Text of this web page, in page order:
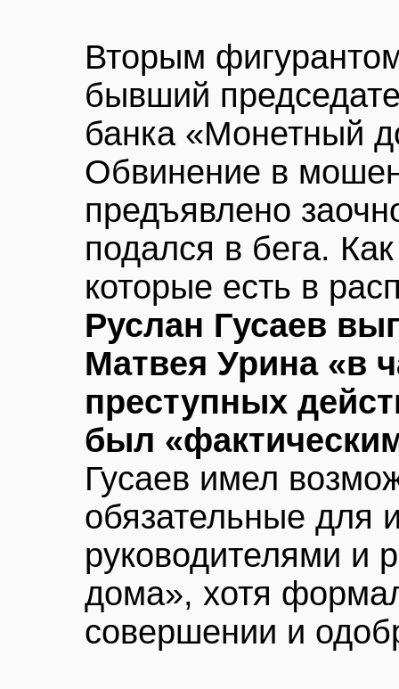
Вторым
бывший
банка «Монетный
Обвинение в
предъявлено
подался в бега.
которые есть в
Руслан Гусаев
Матвея Урина «в
преступных
был
Гусаев имел
обязательные для
руководителями и
дома», хотя
совершении и